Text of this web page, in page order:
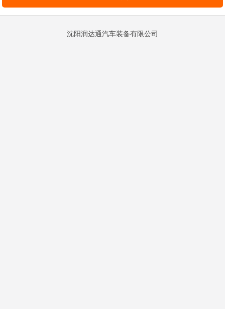
沈阳润达通汽车装备有限公司